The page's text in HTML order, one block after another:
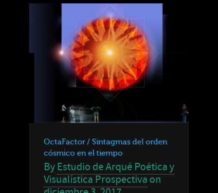
OctaFactor / Sintagmas del orden
cósmico en el tiempo
By Estudio de Arqué Poética y
Visualística Prospectiva on